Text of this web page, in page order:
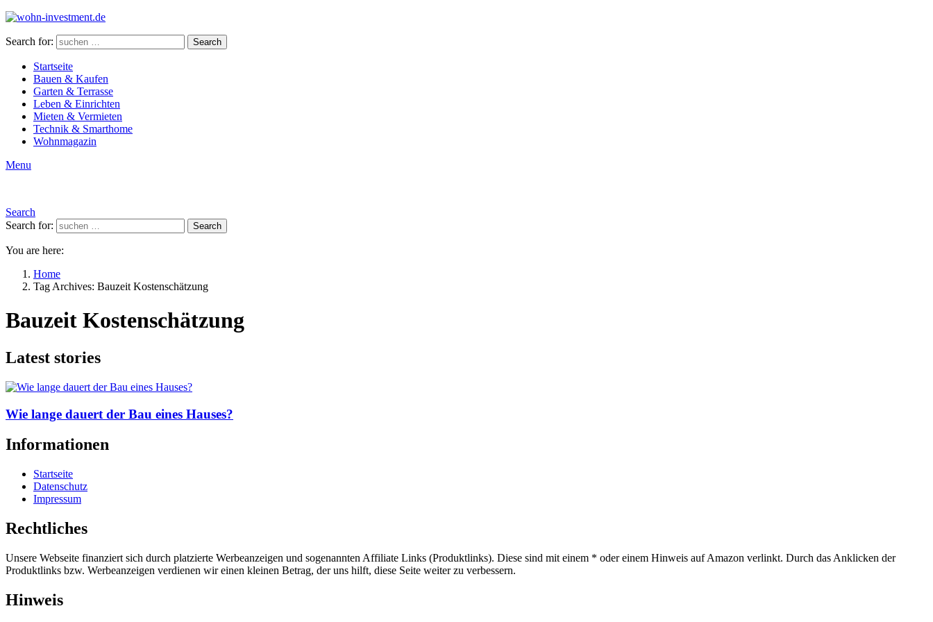
Search for: Search
Startseite
Bauen & Kaufen
Garten & Terrasse
Leben & Einrichten
Mieten & Vermieten
Technik & Smarthome
Wohnmagazin
Menu
Search
Search for:
Search
You are here:
Home
Tag Archives: Bauzeit Kostenschätzung
Bauzeit Kostenschätzung
Latest stories
Wie lange dauert der Bau eines Hauses?
Informationen
Startseite
Datenschutz
Impressum
Rechtliches
Unsere Webseite finanziert sich durch platzierte Werbeanzeigen und sogenannten Affiliate Links (Produktlinks). Diese sind mit einem * oder einem Hinweis auf Amazon verlinkt. Durch das Anklicken der
Produktlinks bzw. Werbeanzeigen verdienen wir einen kleinen Betrag, der uns hilft, diese Seite weiter zu verbessern.
Hinweis